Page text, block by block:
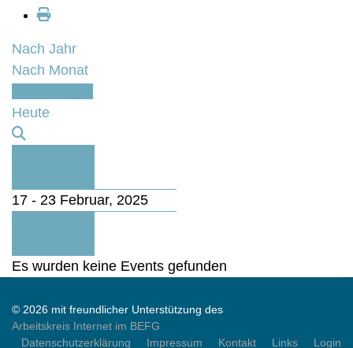
Nach Jahr
Nach Monat
Heute
17 - 23 Februar, 2025
Es wurden keine Events gefunden
© 2026 mit freundlicher Unterstützung des
Arbeitskreis Internet im BEFG
Datenschutzerklärung
Impressum Kontakt Links Login